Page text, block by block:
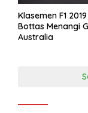
Klasemen F1
Bottas Menangi
Australia